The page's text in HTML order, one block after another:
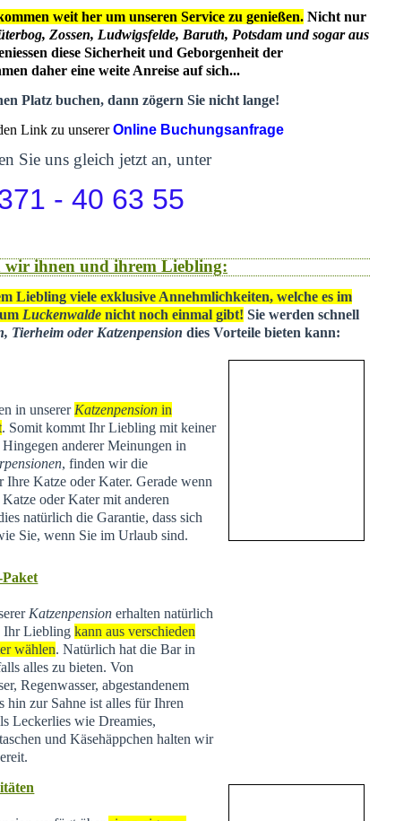
weit her um unseren Service zu genießen.Nicht nur
Zossen, Ludwigsfelde, Baruth, Potsdam und sogar aus
diese Sicherheit und Geborgenheit der
daher eine weite Anreise auf sich...
Platz buchen, dann zögern Sie nicht lange!
Link zu unsererOnline Buchungsanfrage
Sie uns gleich jetzt an, unter
- 40 63 55
wir ihnen und ihrem Liebling:
Liebling viele exklusive Annehmlichkeiten, welche es im
Luckenwaldenicht noch einmal gibt! Sie werden schnell
Tierheim oder Katzenpension dies Vorteile bieten kann:
in unserer Katzenpension in
. Somit kommt Ihr Liebling mit keiner
anderer Meinungen in
, finden wir die
Katze oder Kater. Gerade wenn
oder Kater mit anderen
natürlich die Garantie, dass sich
Sie, wenn Sie im Urlaub sind.
Katzenpension erhalten natürlich
Ihr Lieblingkann aus verschieden
wählen. Natürlich hat die Bar in
alles zu bieten. Von
Regenwasser, abgestandenem
hin zur Sahne ist alles für Ihren
Leckerlies wie Dreamies,
und Käsehäppchen halten wir